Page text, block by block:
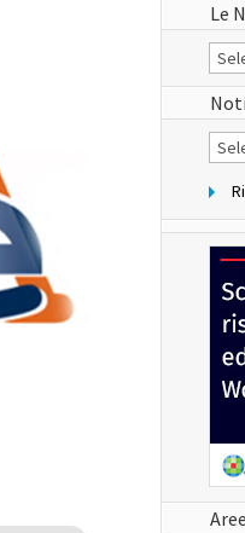
Le
Le
del
sito
per